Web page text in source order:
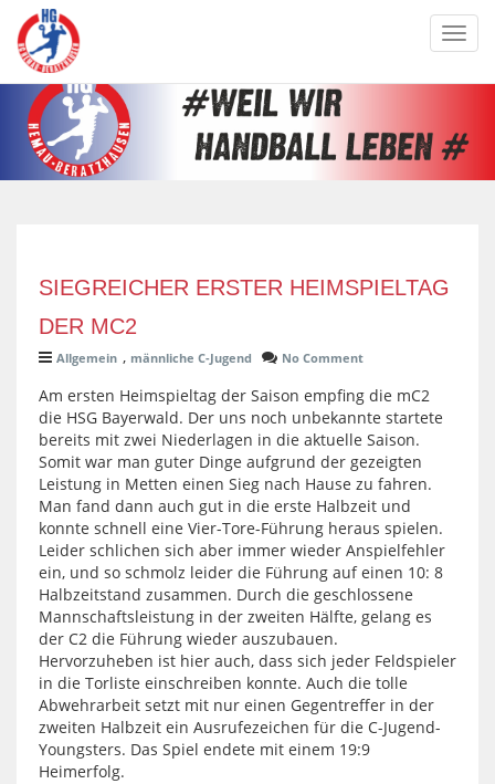
SIEGREICHER ERSTER HEIMSPIELTAG
DER MC2
Allgemein , männliche C-Jugend No Comment
Am ersten Heimspieltag der Saison empfing die mC2
die HSG Bayerwald. Der uns noch unbekannte startete
bereits mit zwei Niederlagen in die aktuelle Saison.
Somit war man guter Dinge aufgrund der gezeigten
Leistung in Metten einen Sieg nach Hause zu fahren.
Man fand dann auch gut in die erste Halbzeit und
konnte schnell eine Vier-Tore-Führung heraus spielen.
Leider schlichen sich aber immer wieder Anspielfehler
ein, und so schmolz leider die Führung auf einen 10: 8
Halbzeitstand zusammen. Durch die geschlossene
Mannschaftsleistung in der zweiten Hälfte, gelang es
der C2 die Führung wieder auszubauen.
Hervorzuheben ist hier auch, dass sich jeder Feldspieler
in die Torliste einschreiben konnte. Auch die tolle
Abwehrarbeit setzt mit nur einen Gegentreffer in der
zweiten Halbzeit ein Ausrufezeichen für die C-Jugend-
Youngsters. Das Spiel endete mit einem 19:9
Heimerfolg.